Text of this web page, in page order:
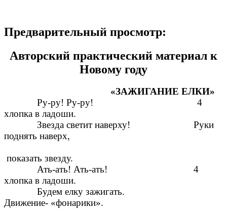
Предварительный просмотр:
Авторский практический материал к
Новому году
«ЗАЖИГАНИЕ ЕЛКИ»
Ру-ру! Ру-ру! 4
хлопка в ладоши.
Звезда светит наверху! Руки
поднять наверх,
показать звезду.
Ать-ать! Ать-ать! 4
хлопка в ладоши.
Будем елку зажигать.
Движение- «фонарики».